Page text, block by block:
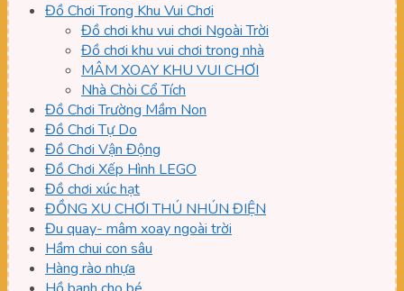
Đồ Chơi Trong Khu Vui Chơi
Đồ chơi khu vui chơi Ngoài Trời
Đồ chơi khu vui chơi trong nhà
MÂM XOAY KHU VUI CHƠI
Nhà Chòi Cổ Tích
Đồ Chơi Trường Mầm Non
Đồ Chơi Tự Do
Đồ Chơi Vận Động
Đồ Chơi Xếp Hình LEGO
Đồ chơi xúc hạt
ĐỒNG XU CHƠI THÚ NHÚN ĐIỆN
Đu quay- mâm xoay ngoài trời
Hầm chui con sâu
Hàng rào nhựa